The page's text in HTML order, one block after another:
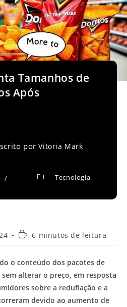
Tamanhos de
Após
porVitoria Mark
Tecnologia
Tempo6 minutos de leitura
o conteúdo dos pacotes de
alterar o preço, em resposta
sobre a reduflação e a
devido ao aumento de